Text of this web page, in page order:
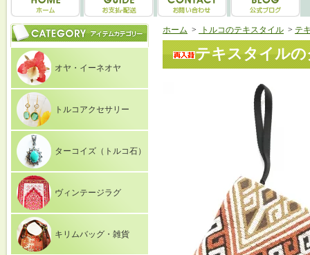
オヤ・イーネオヤ
トルコアクセサリー
ターコイズ（トルコ石）
ヴィンテージラグ
キリムバッグ・雑貨
ホーム > トルコのテキスタイル > テ
テキスタイル